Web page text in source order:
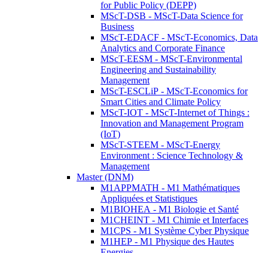
for Public Policy (DEPP)
MScT-DSB - MScT-Data Science for
Business
MScT-EDACF - MScT-Economics, Data
Analytics and Corporate Finance
MScT-EESM - MScT-Environmental
Engineering and Sustainability
Management
MScT-ESCLiP - MScT-Economics for
Smart Cities and Climate Policy
MScT-IOT - MScT-Internet of Things :
Innovation and Management Program
(IoT)
MScT-STEEM - MScT-Energy
Environment : Science Technology &
Management
Master (DNM)
M1APPMATH - M1 Mathématiques
Appliquées et Statistiques
M1BIOHEA - M1 Biologie et Santé
M1CHEINT - M1 Chimie et Interfaces
M1CPS - M1 Système Cyber Physique
M1HEP - M1 Physique des Hautes